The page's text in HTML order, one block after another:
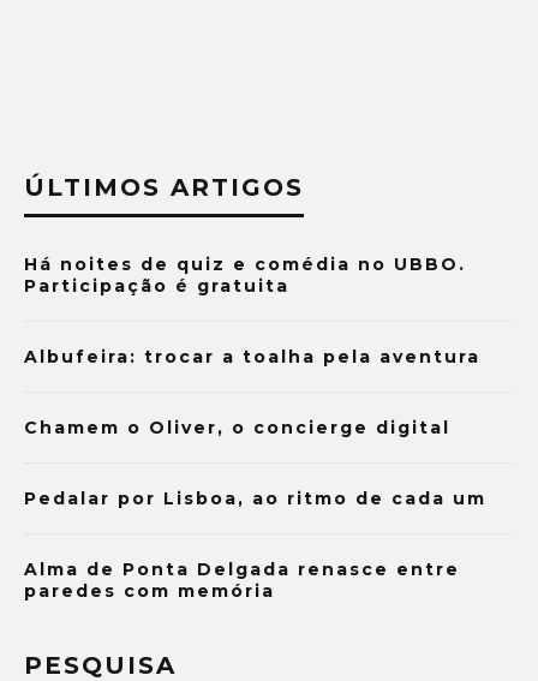
ÚLTIMOS ARTIGOS
Há noites de quiz e comédia no UBBO.
Participação é gratuita
Albufeira: trocar a toalha pela aventura
Chamem o Oliver, o concierge digital
Pedalar por Lisboa, ao ritmo de cada um
Alma de Ponta Delgada renasce entre
paredes com memória
PESQUISA